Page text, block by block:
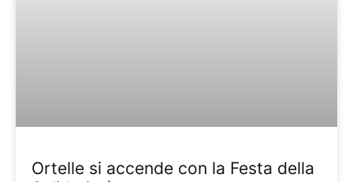
Ortelle si accende con la Festa della